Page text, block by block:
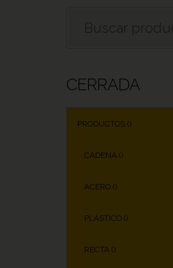
CERRADA
PRODUCTOS ()
CADENA ()
ACERO ()
PLÁSTICO ()
RECTA ()